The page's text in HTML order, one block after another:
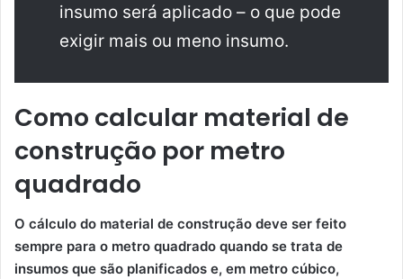
insumo será aplicado – o que pode
exigir mais ou meno insumo.
Como calcular material de
construção por metro
quadrado
O cálculo do material de construção deve ser feito
sempre para o metro quadrado quando se trata de
insumos que são planificados e, em metro cúbico,